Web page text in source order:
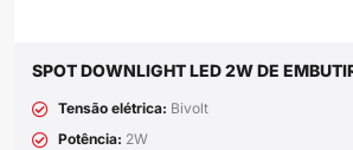
SPOT DOWNLIGHT LED 2W DE
Tensão elétrica: Bivolt
Potência: 2W